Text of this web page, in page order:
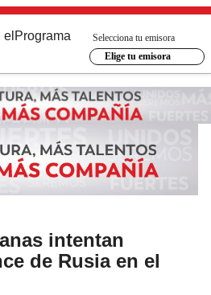
Programa
Selecciona tu emisora
Elige tu emisora
intentan
de Rusia en el